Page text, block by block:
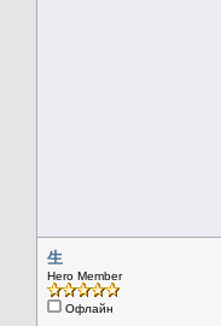
生
Hero Member
Офлайн